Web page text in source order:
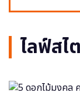
ไลฟ์สไ